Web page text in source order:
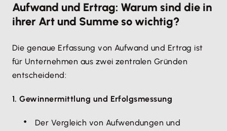
Aufwand und Ertrag: Warum sind die in
ihrer Art und Summe so wichtig?
Die genaue Erfassung von Aufwand und Ertrag ist
für Unternehmen aus zwei zentralen Gründen
entscheidend:
1. Gewinnermittlung und Erfolgsmessung
Der Vergleich von Aufwendungen und